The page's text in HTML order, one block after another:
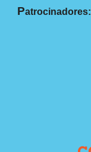
Patrocinadores: